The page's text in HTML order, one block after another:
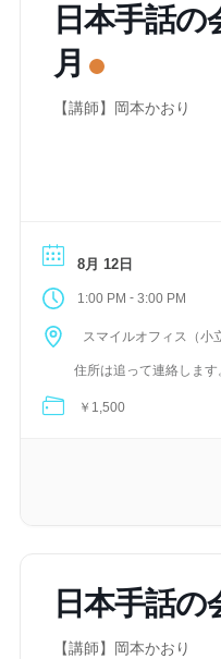
日本手話の
月
【講師】岡本かおり
8月 12日
1:00 PM - 3:00 PM
スマイルオフィス（小
住所は追って連絡します
￥1,500
日本手話の
【講師】岡本かおり